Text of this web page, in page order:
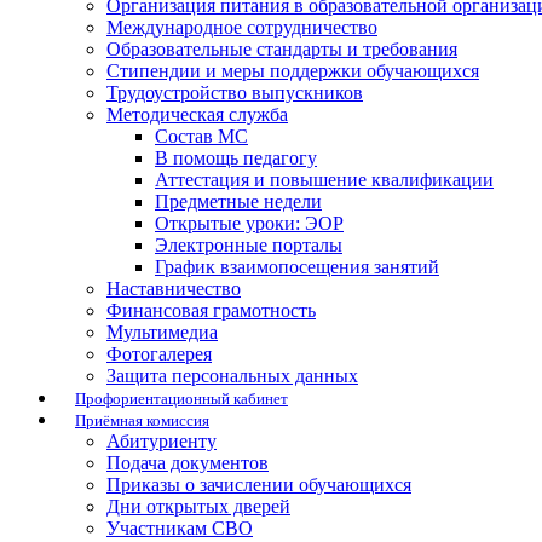
Организация питания в образовательной
Международное сотрудничество
Образовательные стандарты и требования
Стипендии и меры поддержки обучающихся
Трудоустройство выпускников
Методическая служба
Состав МС
В помощь педагогу
Аттестация и повышение квалификации
Предметные недели
Открытые уроки: ЭОР
Электронные порталы
График взаимопосещения занятий
Наставничество
Финансовая грамотность
Мультимедиа
Фотогалерея
Защита персональных данных
Профориентационный кабинет
Приёмная комиссия
Абитуриенту
Подача документов
Приказы о зачислении обучающихся
Дни открытых дверей
Участникам СВО